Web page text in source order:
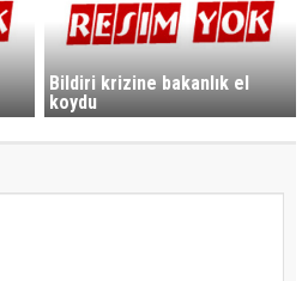
Bildiri krizine bakanlık el
koydu